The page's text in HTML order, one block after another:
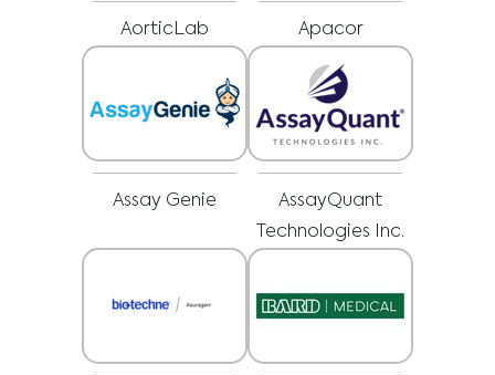
diagnózu alebo liečbu. Pred začatím nového liečebného režimu sa vždy
pracovníkom o všetkých otázkach týkajúcich sa vášho zdravia alebo liečby a
vždy rešpektujte odborné zdravotné odporúčania a neodkladajte ich
používanie, aj keď ste sa o nich dočítali na tejto webovej stránke.
Som zdravotnícky pracovník
AorticLab Apacor
Assay Genie
AssayQuant
Technologies Inc.